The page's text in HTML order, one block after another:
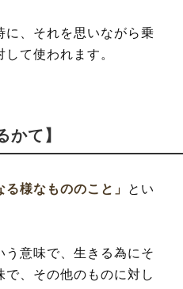
、それを思いながら乗
て使われます。
かて】
る様なもののこと」 とい
う意味で、生きる為にそ
、その他のものに対し